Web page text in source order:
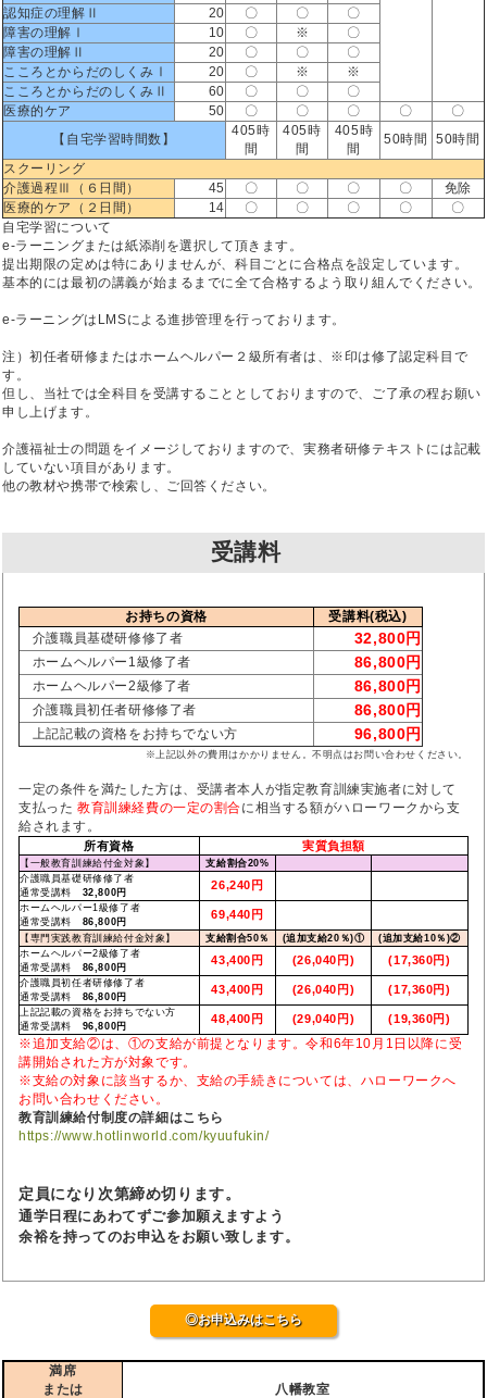
認知症の理解Ⅱ
20 〇 〇
〇
障害の理解Ⅰ
10 〇 ※
〇
障害の理解Ⅱ
20 〇 〇
〇
こころとからだのしくみⅠ
20 〇 ※
※
こころとからだのしくみⅡ
60 〇 〇
〇
医療的ケア
50 〇 〇 〇 〇
〇
【自宅学習時間数】
405時
間
405時
間
405時
間
50時間
50時間
スクーリング
介護過程Ⅲ（６日間）
45 〇 〇 〇 〇
免除
医療的ケア（２日間）
14 〇 〇 〇 〇
〇
自宅学習について
e-ラーニングまたは紙添削を選択して頂きます。
提出期限の定めは特にありませんが、科目ごとに合格点を設定しています。
基本的には最初の講義が始まるまでに全て合格するよう取り組んでください。
e-ラーニングはLMSによる進捗管理を行っております。
注）初任者研修またはホームヘルパー２級所有者は、※印は修了認定科目で
す。
但し、当社では全科目を受講することとしておりますので、ご了承の程お願い
申し上げます。
介護福祉士の問題をイメージしておりますので、実務者研修テキストには記載
していない項目があります。
他の教材や携帯で検索し、ご回答ください。
受講料
お持ちの資格
受講料(税込)
介護職員基礎研修修了者
32,800円
ホームヘルパー1級修了者 86,800円
ホームヘルパー2級修了者 86,800円
介護職員初任者研修修了者 86,800円
上記記載の資格をお持ちでない方 96,800円
※上記以外の費用はかかりません。不明点はお問い合わせください。
一定の条件を満たした方は、受講者本人が指定教育訓練実施者に対して
支払った 教育訓練経費の一定の割合に相当する額がハローワークから支
給されます。
所有資格 実質負担額
【一般教育訓練給付金対象】 支給割合20%
介護職員基礎研修修了者
通常受講料 32,800円
26,240円
ホームヘルパー1級修了者
通常受講料 86,800円
69,440円
【専門実践教育訓練給付金対象】 支給割合50％ (追加支給20％)① (追加支給10％)②
ホームヘルパー2級修了者
通常受講料 86,800円
43,400円 (26,040円) (17,360円)
介護職員初任者研修修了者
通常受講料 86,800円
43,400円 (26,040円) (17,360円)
上記記載の資格をお持ちでない方
通常受講料 96,800円
48,400円 (29,040円) (19,360円)
※追加支給②は、①の支給が前提となります。令和6年10月1日以降に受
講開始された方が対象です。
※支給の対象に該当するか、支給の手続きについては、ハローワークへ
お問い合わせください。
教育訓練給付制度の詳細はこちら
https://www.hotlinworld.com/kyuufukin/
定員になり次第締め切ります。
通学日程にあわてずご参加願えますよう
余裕を持ってのお申込をお願い致します。
◎お申込みはこちら
満席
または
八幡教室